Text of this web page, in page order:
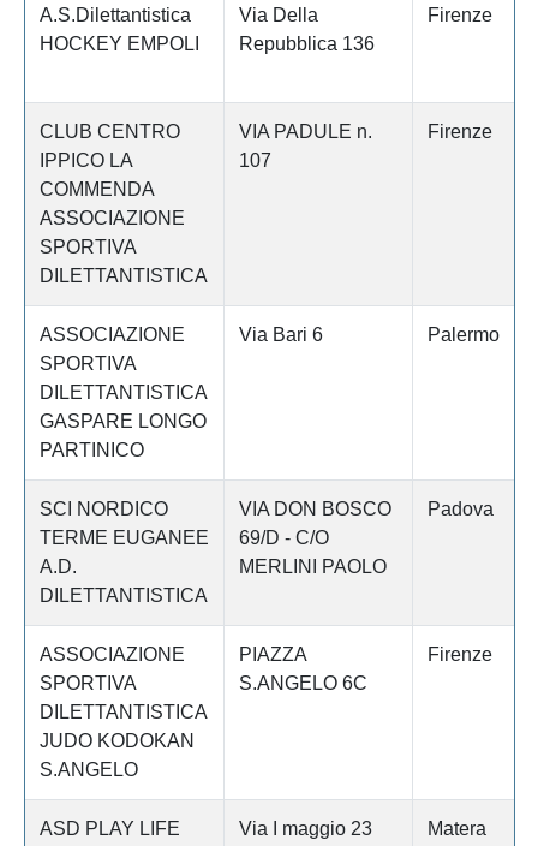
A.S.Dilettantistica
HOCKEY EMPOLI
Via Della
Repubblica 136
Firenze
CLUB CENTRO
IPPICO LA
COMMENDA
ASSOCIAZIONE
SPORTIVA
DILETTANTISTICA
VIA PADULE n.
107
Firenze
ASSOCIAZIONE
SPORTIVA
DILETTANTISTICA
GASPARE LONGO
PARTINICO
Via Bari 6 Palermo
SCI NORDICO
TERME EUGANEE
A.D.
DILETTANTISTICA
VIA DON BOSCO
69/D - C/O
MERLINI PAOLO
Padova
ASSOCIAZIONE
SPORTIVA
DILETTANTISTICA
JUDO KODOKAN
S.ANGELO
PIAZZA
S.ANGELO 6C
Firenze
ASD PLAY LIFE
Via I maggio 23 Matera